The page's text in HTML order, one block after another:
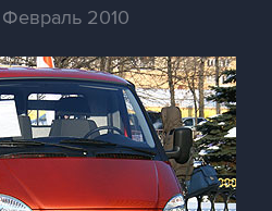
2010